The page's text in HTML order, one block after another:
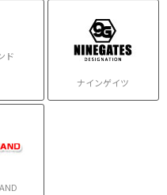
ド
ナインゲイツ